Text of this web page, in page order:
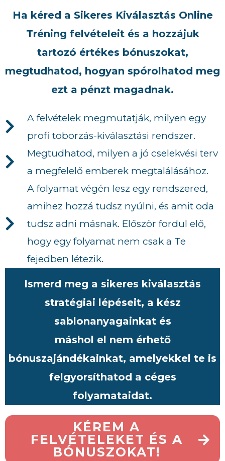
Ha kéred a Sikeres Kiválasztás Online
Tréning felvételeit és a hozzájuk
tartozó értékes bónuszokat,
megtudhatod, hogyan spórolhatod meg
ezt a pénzt magadnak.
A felvételek megmutatják, milyen egy
profi toborzás-kiválasztási rendszer.
Megtudhatod, milyen a jó cselekvési terv
a megfelelő emberek megtalálásához.
A folyamat végén lesz egy rendszered,
amihez hozzá tudsz nyúlni, és amit oda
tudsz adni másnak. Először fordul elő,
hogy egy folyamat nem csak a Te
fejedben létezik.
Ismerd meg a sikeres kiválasztás
stratégiai lépéseit, a kész
sablonanyagainkat és
máshol el nem érhető
bónuszajándékainkat, amelyekkel te is
felgyorsíthatod a céges
folyamataidat.
KÉREM A
FELVÉTELEKET ÉS A
BÓNUSZOKAT!